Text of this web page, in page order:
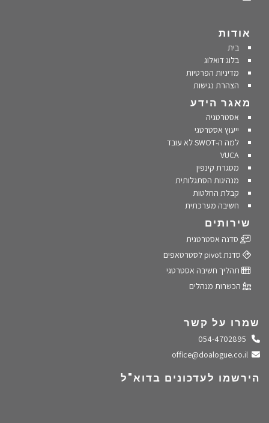
אודות
בית
בלוג דואלוג
מדיניות הפרטיות
הצהרת נגישות
מאגר הידע
אסטרטגיה
ייעוץ אסטרטגי
למה ה-SWOT לא עובד
VUCA
מסגרת קינפין
מנהיגות הסתגלותית
קבלת החלטות
חשיבה מערכתית
שירותים
סדנה אסטרטגית
סדנת pivot לסטרטאפים
תהליך חשיבה אסטרטגי
הכשרות מנהלים
שמרו על קשר
התקשרו אלינו
שלחו מייל
הירשמו לעדכונים בדוא"ל